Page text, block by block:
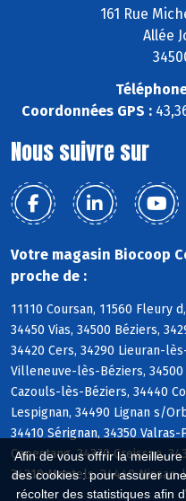
Afin de vous offrir la
des cookies : pour assurer
récolter des statistiques afin
161 Rue
Allée
Coordonnées GPS :
Nous suivre sur
Votre magasin Biocoop
proche de :
11110 Coursan, 11560 Fleury
34450 Vias, 34500 Béziers,
34420 Cers, 34290 Lieuran-
Villeneuve-lès-Béziers,
Cazouls-lès-Béziers, 34440
Lespignan, 34490 Lignan s/
34410 Sérignan, 34350
Capestang, 34370 Creissan,
34310 Montels, 34440